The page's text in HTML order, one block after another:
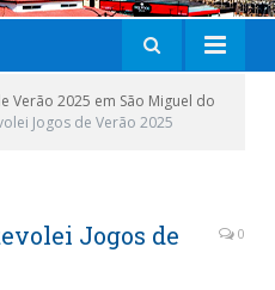
Verão 2025 em São Miguel do
Jogos de Verão 2025
Jogos de
0